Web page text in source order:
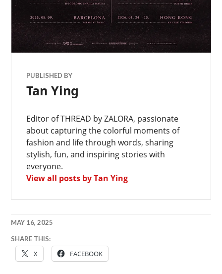
PUBLISHED BY
Tan Ying
Editor of THREAD by ZALORA, passionate
about capturing the colorful moments of
fashion and life through words, sharing
stylish, fun, and inspiring stories with
everyone.
View all posts by Tan Ying
MAY 16, 2025
演
SHARE THIS:
X FACEBOOK